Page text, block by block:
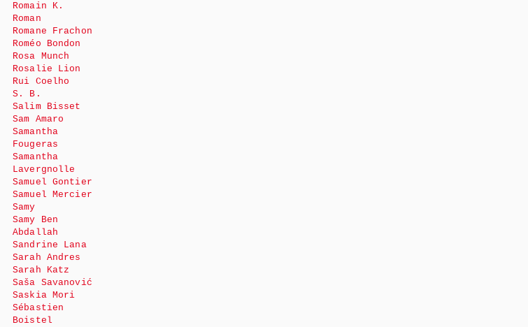
Romain K.
Roman
Romane Frachon
Roméo Bondon
Rosa Munch
Rosalie Lion
Rui Coelho
S. B.
Salim Bisset
Sam Amaro
Samantha
Fougeras
Samantha
Lavergnolle
Samuel Gontier
Samuel Mercier
Samy
Samy Ben
Abdallah
Sandrine Lana
Sarah Andres
Sarah Katz
Saša Savanović
Saskia Mori
Sébastien
Boistel